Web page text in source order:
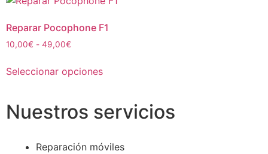
Reparar Pocophone F1
10,00€ - 49,00€
Seleccionar opciones
Nuestros servicios
Reparación móviles